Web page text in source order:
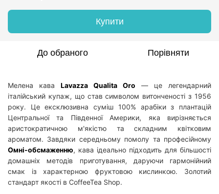
Купити
До обраного Порівняти
Мелена кава Lavazza Qualita Oro — це легендарний
італійський купаж, що став символом витонченості з 1956
року. Це ексклюзивна суміш 100% арабіки з плантацій
Центральної та Південної Америки, яка вирізняється
аристократичною м'якістю та складним квітковим
ароматом. Завдяки середньому помолу та професійному
Омні-обсмаженню, кава ідеально підходить для більшості
домашніх методів приготування, даруючи гармонійний
смак із характерною фруктовою кислинкою. Золотий
стандарт якості в CoffeeTea Shop.